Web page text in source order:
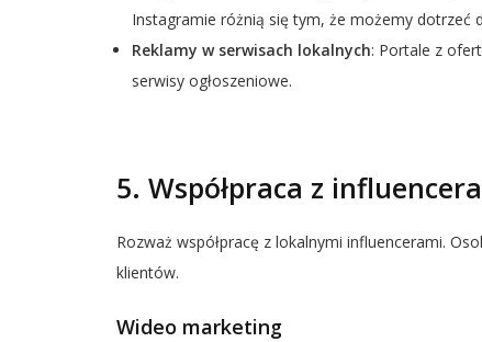
Instagramie różnią się tym, że możemy dotrzeć
Reklamy w serwisach lokalnych: Portale z
serwisy ogłoszeniowe.
5. Współpraca z
Rozważ współpracę z lokalnymi influencerami.
klientów.
Wideo marketing